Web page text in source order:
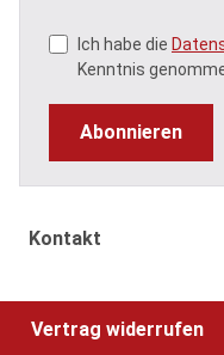
Ich habe die
Kenntnis
Abonnieren
Kontakt
Vertrag widerrufen